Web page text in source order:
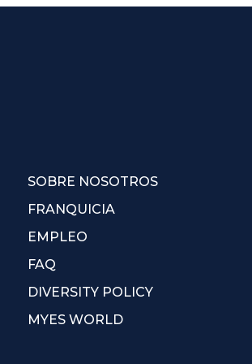
SOBRE NOSOTROS
FRANQUICIA
EMPLEO
FAQ
DIVERSITY POLICY
MYES WORLD